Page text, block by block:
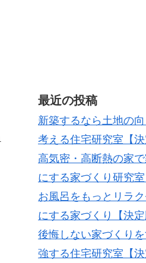
最近の投稿
新築するなら土地の
考える住宅研究室【決
高気密・高断熱の家
にする家づくり研究室
お風呂をもっとリラ
にする家づくり【決定
後悔しない家づくり
強する住宅研究室【決